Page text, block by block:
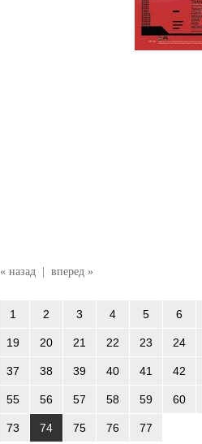
« назад | вперед »
1 2 3 4 5 6
19 20 21 22 23 24
37 38 39 40 41 42
55 56 57 58 59 60
73 74 75 76 77